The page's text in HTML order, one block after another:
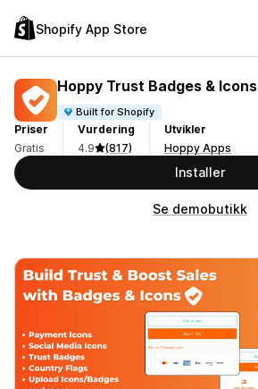
Shopify App Store
Hoppy Trust Badges & Icons
Built for Shopify
Priser
Gratis
Vurdering
4.9
(817)
Utvikler
Hoppy Apps
Installer
Se demobutikk